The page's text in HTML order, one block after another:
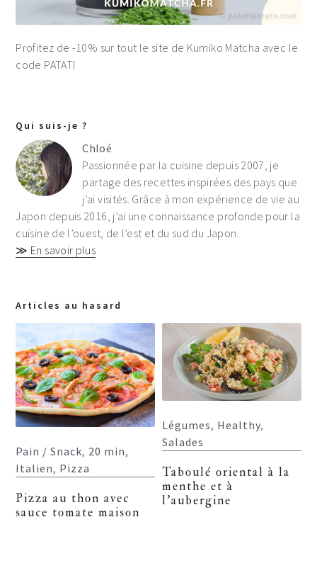
Profitez de -10% sur tout le site de Kumiko Matcha avec le
code PATATI
Qui suis-je ?
Chloé
Passionnée par la cuisine depuis 2007, je
partage des recettes inspirées des pays que
j’ai visités. Grâce à mon expérience de vie au
Japon depuis 2016, j’ai une connaissance profonde pour la
cuisine de l’ouest, de l’est et du sud du Japon.
≫ En savoir plus
Articles au hasard
Pain / Snack, 20 min,
Italien, Pizza
Pizza au thon avec
sauce tomate maison
Légumes, Healthy,
Salades
Taboulé oriental à la
menthe et à
l’aubergine